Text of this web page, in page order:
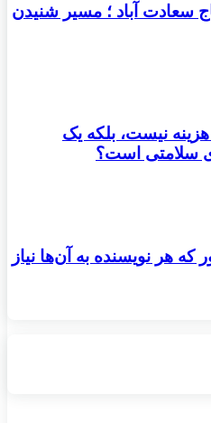
سعادت آباد ؛ مسیر شنیدن
نیست، بلکه یک
سلامتی است؟
که هر نویسنده به آن‌ها نیاز